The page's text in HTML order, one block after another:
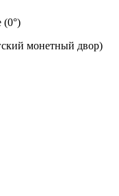
(0°)
монетный двор)